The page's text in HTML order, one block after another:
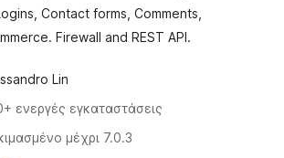
Contact forms, Comments,
Firewall and REST API.
Lin
ενεργές εγκαταστάσεις
μέχρι 7.0.3